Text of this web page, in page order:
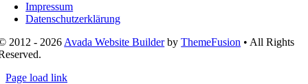
Impressum
Datenschutzerklärung
2012 - 2026 Avada Website BuilderbyThemeFusion • All Rights
Page load link